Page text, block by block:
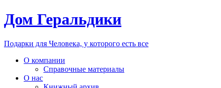
Дом Геральдики
Подарки для Человека, у которого есть все
О компании
Справочные материалы
О нас